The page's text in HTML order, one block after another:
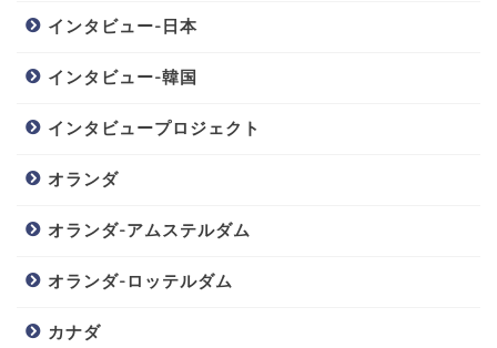
インタビュー-日本
インタビュー-韓国
インタビュープロジェクト
オランダ
オランダ-アムステルダム
オランダ-ロッテルダム
カナダ